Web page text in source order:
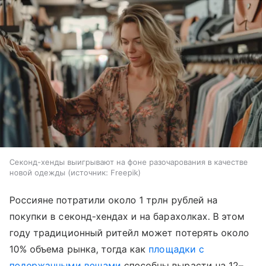
Секонд-хенды выигрывают на фоне разочарования в качестве
новой одежды
источник: Freepik
Россияне потратили около 1 трлн рублей на
покупки в секонд-хендах и на барахолках. В этом
году традиционный ритейл может потерять около
10% объема рынка, тогда как площадки с